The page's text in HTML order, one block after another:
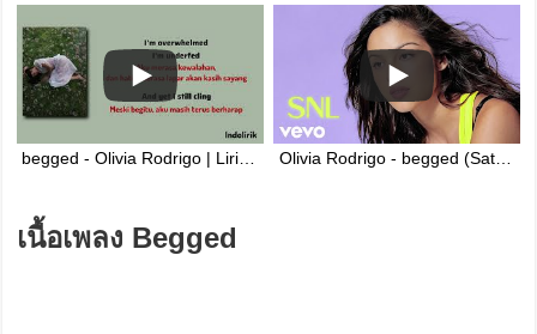
begged - Olivia Rodrigo | Lirik Terjemahan Indonesia Olivia Rodrigo - begged (Saturday Night Live 2026)
เนื้อเพลง Begged